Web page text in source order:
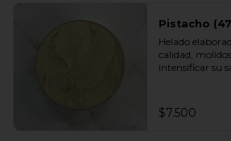
Pistacho
Helado
calidad,
intensificar su
elegante, ideal
sabores más
$7.500